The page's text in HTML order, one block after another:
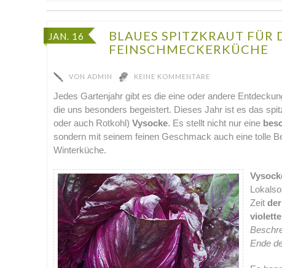
JAN. 16
BLAUES SPITZKRAUT FÜR
FEINSCHMECKERKÜCHE
VONADMIN KEINE KOMMENTARE
Jedes Gartenjahr gibt es die eine oder andere
die uns besonders begeistert. Dieses Jahr ist es das
oder auch Rotkohl)Vysocke. Es stellt nicht nur eine
sondern mit seinem feinen Geschmack auch eine tolle
Winterküche.
Zeit
Ende